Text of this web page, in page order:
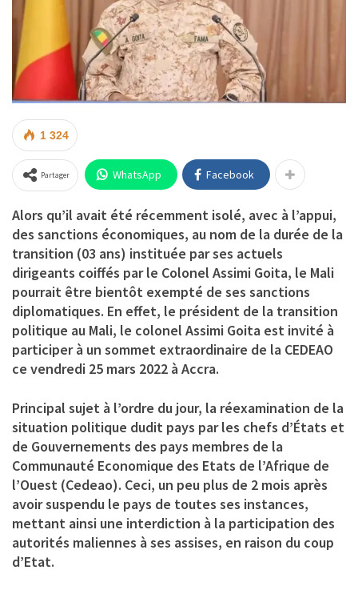
1 324
Partager WhatsApp Facebook
Alors qu’il avait été récemment isolé, avec à l’appui,
des sanctions économiques, au nom de la durée de la
transition (03 ans) instituée par ses actuels
dirigeants coiffés par le Colonel Assimi Goita, le Mali
pourrait être bientôt exempté de ses sanctions
diplomatiques. En effet, le président de la transition
politique au Mali, le colonel Assimi Goita est invité à
participer à un sommet extraordinaire de la CEDEAO
ce vendredi 25 mars 2022 à Accra.
Principal sujet à l’ordre du jour, la réexamination de la
situation politique dudit pays par les chefs d’États et
de Gouvernements des pays membres de la
Communauté Economique des Etats de l’Afrique de
l’Ouest (Cedeao). Ceci, un peu plus de 2 mois après
avoir suspendu le pays de toutes ses instances,
mettant ainsi une interdiction à la participation des
autorités maliennes à ses assises, en raison du coup
d’Etat.